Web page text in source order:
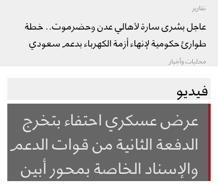
تقارير
عاجل بشرى سارة لأهالي عدن وحضرموت.. خطة
طوارئ حكومية لإنهاء أزمة الكهرباء بدعم سعودي
محليات وأخبار
فيديو
عرض عسكري احتفاء بتخرج
الدفعة الثانية من قوات الدعم
والإسناد الخاصة بمحور أبين